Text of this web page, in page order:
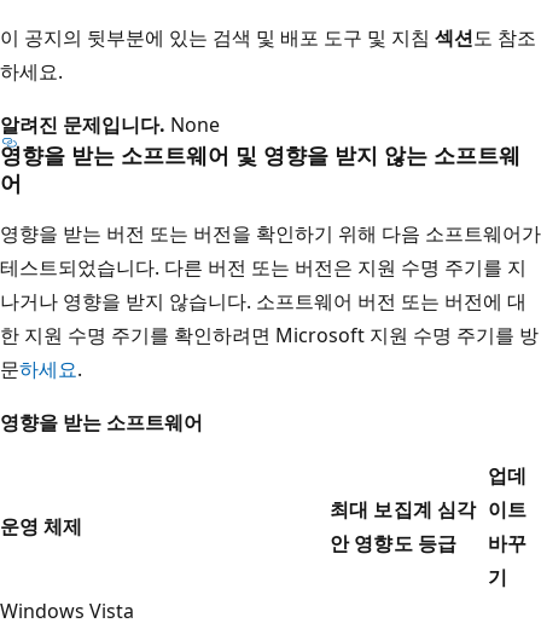
이 공지의 뒷부분에 있는 검색 및 배포 도구 및 지침 섹션도 참조
하세요.
알려진 문제입니다. None
영향을 받는 소프트웨어 및 영향을 받지 않는 소프트웨
어
영향을 받는 버전 또는 버전을 확인하기 위해 다음 소프트웨어가
테스트되었습니다. 다른 버전 또는 버전은 지원 수명 주기를 지
나거나 영향을 받지 않습니다. 소프트웨어 버전 또는 버전에 대
한 지원 수명 주기를 확인하려면 Microsoft 지원 수명 주기를 방
문하세요.
영향을 받는 소프트웨어
운영 체제
최대 보
안 영향
집계 심각
도 등급
업데
이트
바꾸
기
Windows Vista